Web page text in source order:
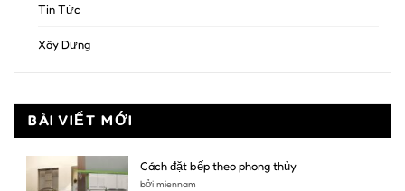
Tin Tức
Xây Dựng
BÀI VIẾT MỚI
Cách đặt bếp theo phong thủy
bởi miennam